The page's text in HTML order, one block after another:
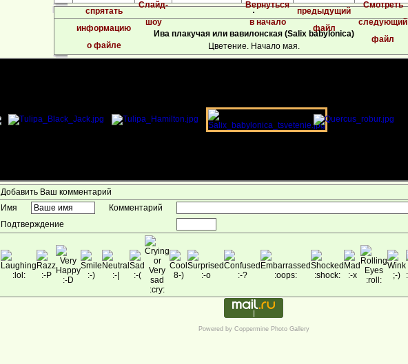
Ива плакучая или вавилонская (Salix babylonica)
Цветение. Начало мая.
Добавить Ваш комментарий
Имя
Комментарий
Подтверждение
Powered by Coppermine Photo Gallery